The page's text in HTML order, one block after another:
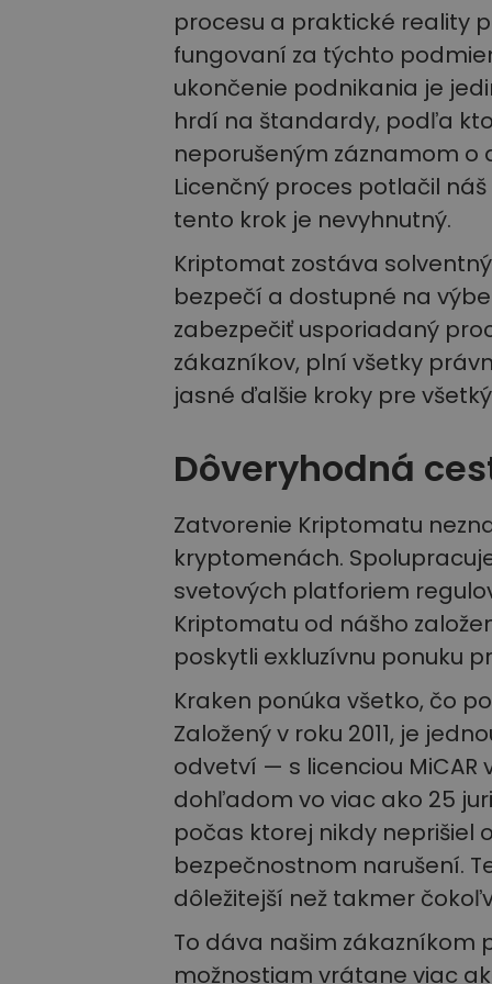
procesu a praktické reality
fungovaní za týchto
ukončenie podnikania je
hrdí na štandardy, podľa
neporušeným záznamom o
Licenčný proces potlačil
tento krok je nevyhnutný.
Kriptomat zostáva
bezpečí a dostupné na
zabezpečiť usporiadaný
zákazníkov, plní všetky
jasné ďalšie kroky pre
Dôveryhodná
Zatvorenie Kriptomatu
kryptomenách.
svetových platforiem
Kriptomatu od nášho
poskytli exkluzívnu ponuku
Kraken ponúka všetko, čo
Založený v roku 2011, je
odvetví — s licenciou MiCAR
dohľadom vo viac ako 25
počas ktorej nikdy neprišiel
bezpečnostnom narušení.
dôležitejší než takmer
To dáva našim
možnostiam vrátane viac